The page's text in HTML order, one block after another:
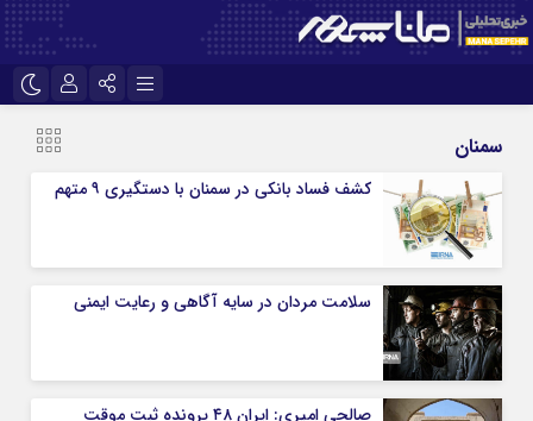
سروش
ایتا
آپارات
رمز عبور
مرا به خاطر بسپار
سمنان
کشف فساد بانکی در سمنان با دستگیری ۹ متهم
سلامت مردان در سایه آگاهی و رعایت ایمنی
صالحی امیری: ایران ۴۸ پرونده ثبت موقت